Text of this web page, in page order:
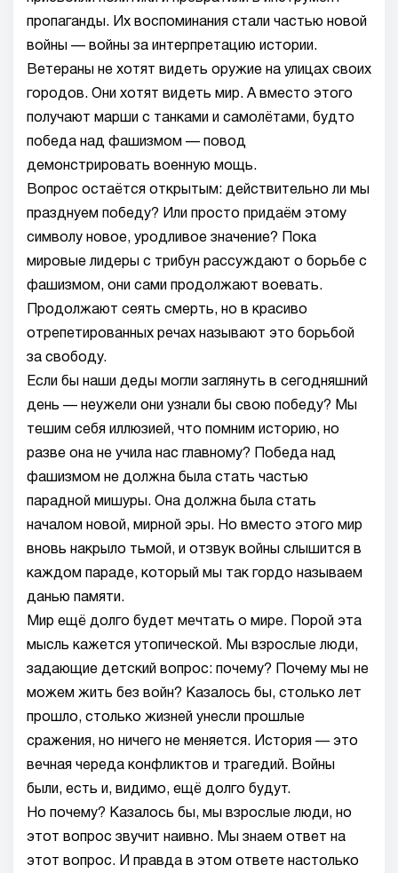
пропаганды. Их воспоминания стали частью новой
войны — войны за интерпретацию истории.
Ветераны не хотят видеть оружие на улицах своих
городов. Они хотят видеть мир. А вместо этого
получают марши с танками и самолётами, будто
победа над фашизмом — повод
демонстрировать военную мощь.
Вопрос остаётся открытым: действительно ли мы
празднуем победу? Или просто придаём этому
символу новое, уродливое значение? Пока
мировые лидеры с трибун рассуждают о борьбе с
фашизмом, они сами продолжают воевать.
Продолжают сеять смерть, но в красиво
отрепетированных речах называют это борьбой
за свободу.
Если бы наши деды могли заглянуть в сегодняшний
день — неужели они узнали бы свою победу? Мы
тешим себя иллюзией, что помним историю, но
разве она не учила нас главному? Победа над
фашизмом не должна была стать частью
парадной мишуры. Она должна была стать
началом новой, мирной эры. Но вместо этого мир
вновь накрыло тьмой, и отзвук войны слышится в
каждом параде, который мы так гордо называем
данью памяти.
Мир ещё долго будет мечтать о мире. Порой эта
мысль кажется утопической. Мы взрослые люди,
задающие детский вопрос: почему? Почему мы не
можем жить без войн? Казалось бы, столько лет
прошло, столько жизней унесли прошлые
сражения, но ничего не меняется. История — это
вечная череда конфликтов и трагедий. Войны
были, есть и, видимо, ещё долго будут.
Но почему? Казалось бы, мы взрослые люди, но
этот вопрос звучит наивно. Мы знаем ответ на
этот вопрос. И правда в этом ответе настолько